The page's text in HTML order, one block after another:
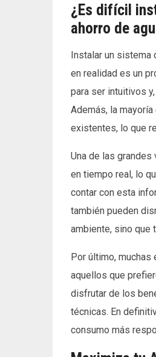
¿Es difícil
ahorro de
Instalar un sistema
en realidad es un
para ser intuitivos
Además, la
existentes, lo que
Una de las
en tiempo real, lo
contar con esta
también pueden
ambiente, sino que
Por último,
aquellos que
disfrutar de los
técnicas. En
consumo más